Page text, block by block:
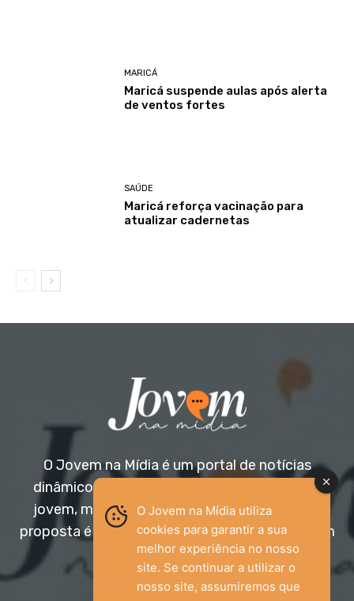
MARICÁ
Maricá suspende aulas após alerta
de ventos fortes
SAÚDE
Maricá reforça vacinação para
atualizar cadernetas
O Jovem na Mídia é um portal de notícias
dinâmico e acessível, voltado para o público
jovem, mas aberto a todas as idades. Nossa
proposta é trazer informação relevante com um
olhar diferenciado.
Entre em contato:
O Jovem na Mídia utiliza
cookies para garantir a sua
melhor experiência no nosso
site. Se continuar a utilizar o
nosso site, assumiremos que